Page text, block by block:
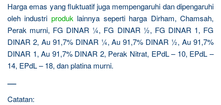
Harga emas yang fluktuatif juga mempengaruhi dan dipengaruhi
oleh industri produk lainnya seperti harga Dirham, Chamsah,
Perak murni, FG DINAR ¼, FG DINAR ½, FG DINAR 1, FG
DINAR 2, Au 91,7% DINAR ¼, Au 91,7% DINAR ½, Au 91,7%
DINAR 1, Au 91,7% DINAR 2, Perak Nitrat, EPdL – 10, EPdL –
14, EPdL – 18, dan platina murni.
—
Catatan: